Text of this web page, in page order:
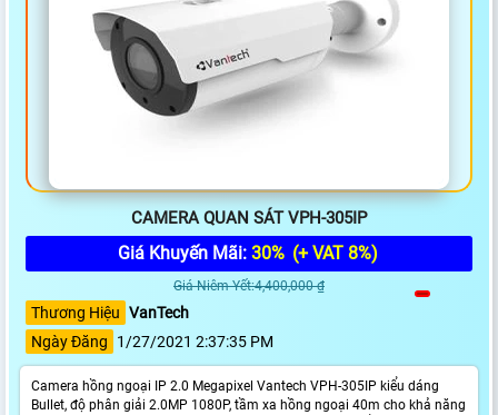
CAMERA QUAN SÁT VPH-305IP
Giá Khuyến Mãi: 30% (+ VAT 8%)
Giá Niêm Yết:4,400,000 ₫
Thương Hiệu VanTech
Ngày Đăng
1/27/2021 2:37:35 PM
Camera hồng ngoại IP 2.0 Megapixel Vantech VPH-305IP kiểu dáng
Bullet, độ phân giải 2.0MP 1080P, tầm xa hồng ngoại 40m cho khả năng